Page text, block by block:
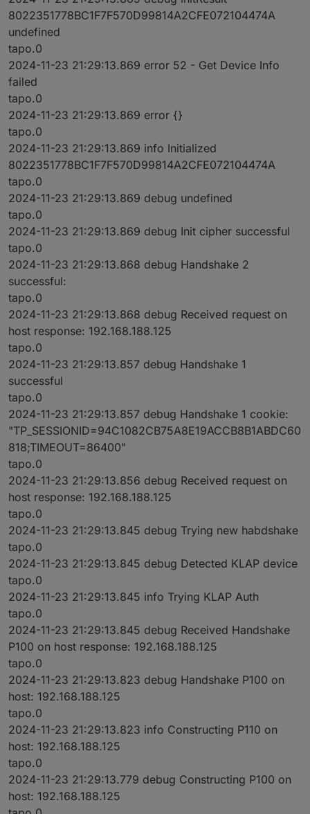
8022351778BC1F7F570D99814A2CFE072104474A
undefined
tapo.0
2024-11-23 21:29:13.869 error 52 - Get Device Info
failed
tapo.0
2024-11-23 21:29:13.869 error {}
tapo.0
2024-11-23 21:29:13.869 info Initialized
8022351778BC1F7F570D99814A2CFE072104474A
tapo.0
2024-11-23 21:29:13.869 debug undefined
tapo.0
2024-11-23 21:29:13.869 debug Init cipher successful
tapo.0
2024-11-23 21:29:13.868 debug Handshake 2
successful:
tapo.0
2024-11-23 21:29:13.868 debug Received request on
host response: 192.168.188.125
tapo.0
2024-11-23 21:29:13.857 debug Handshake 1
successful
tapo.0
2024-11-23 21:29:13.857 debug Handshake 1 cookie:
"TP_SESSIONID=94C1082CB75A8E19ACCB8B1ABDC60
818;TIMEOUT=86400"
tapo.0
2024-11-23 21:29:13.856 debug Received request on
host response: 192.168.188.125
tapo.0
2024-11-23 21:29:13.845 debug Trying new habdshake
tapo.0
2024-11-23 21:29:13.845 debug Detected KLAP device
tapo.0
2024-11-23 21:29:13.845 info Trying KLAP Auth
tapo.0
2024-11-23 21:29:13.845 debug Received Handshake
P100 on host response: 192.168.188.125
tapo.0
2024-11-23 21:29:13.823 debug Handshake P100 on
host: 192.168.188.125
tapo.0
2024-11-23 21:29:13.823 info Constructing P110 on
host: 192.168.188.125
tapo.0
2024-11-23 21:29:13.779 debug Constructing P100 on
host: 192.168.188.125